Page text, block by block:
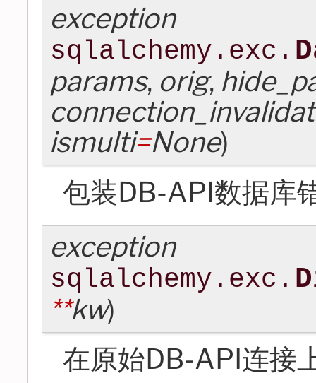
exception
sqlalchemy.exc.
params, orig,
ismulti=None)
包装DB-API数据库
exception
sqlalchemy.exc.
**kw)
在原始DB-API连接